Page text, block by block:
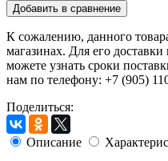
Добавить в сравнение
К сожалению, данного
магазинах. Для его
можете узнать сроки
нам по телефону: +7 (905)
Поделиться:
Описание